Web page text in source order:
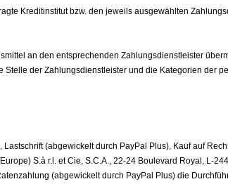
Kreditinstitut bzw. den jeweils ausgewählten
an den entsprechenden Zahlungsdienstleister
der Zahlungsdienstleister und die Kategorien der
(abgewickelt durch PayPal Plus), Kauf auf
S.à r.l. et Cie, S.C.A., 22-24 Boulevard Royal, L-
(abgewickelt durch PayPal Plus) die